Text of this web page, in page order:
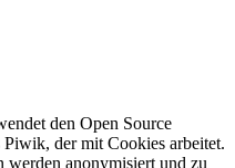
den Open Source
der mit Cookies arbeitet.
werden anonymisiert und zu